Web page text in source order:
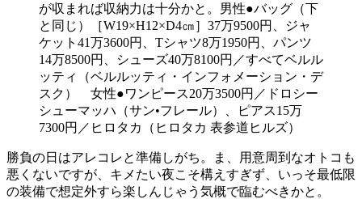
が収まれば収納力は十分かと。男性●バッグ（下
と同じ）［W19×H12×D4㎝］37万9500円、ジャ
ケット41万3600円、Tシャツ8万1950円、パンツ
14万8500円、シューズ40万8100円／すべてベルル
ッティ（ベルルッティ・インフォメーション・デ
スク） 女性●ワンピース20万3500円／ドロシー
シューマッハ（サン•フレール）、ピアス15万
7300円／ヒロタカ（ヒロタカ 表参道ヒルズ）
勝負の日はアレコレと準備しがち。ま、用意周到なオトコも
悪くないですが、キメたい夜こそ構えすぎず、いっそ最低限
の装備で想定外すら楽しんじゃう気概で臨むべきかと。